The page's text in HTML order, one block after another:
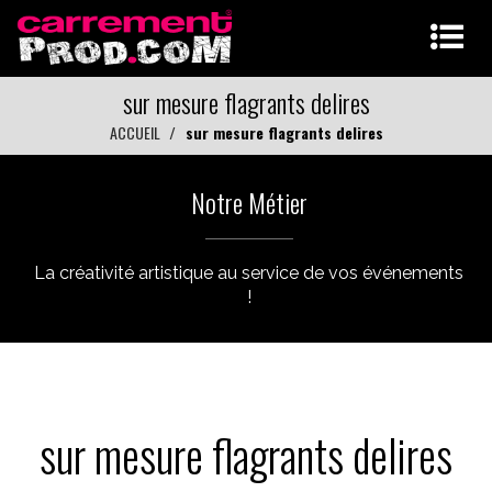
sur mesure flagrants delires
ACCUEIL sur mesure flagrants delires
Notre Métier
La créativité artistique au service de vos événements
!
sur mesure flagrants delires